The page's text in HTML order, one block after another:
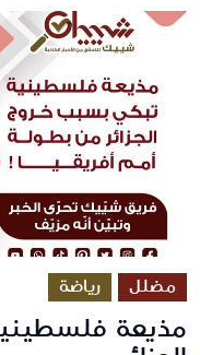
مضلل رياضة
مذيعة